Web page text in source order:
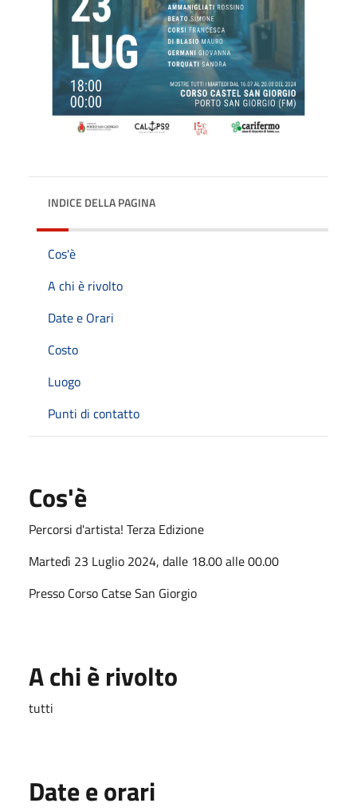
INDICE DELLA PAGINA
Cos'è
A chi è rivolto
Date e Orari
Costo
Luogo
Punti di contatto
Cos'è
Percorsi d'artista! Terza Edizione
Martedì 23 Luglio 2024, dalle 18.00 alle 00.00
Presso Corso Catse San Giorgio
A chi è rivolto
tutti
Date e orari